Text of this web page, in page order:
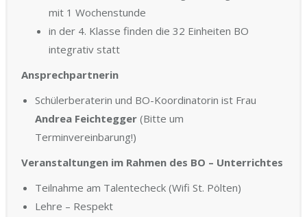
mit 1 Wochenstunde
in der 4. Klasse finden die 32 Einheiten BO
integrativ statt
Ansprechpartnerin
Schülerberaterin und BO-Koordinatorin ist Frau
Andrea Feichtegger (Bitte um
Terminvereinbarung!)
Veranstaltungen im Rahmen des BO – Unterrichtes
Teilnahme am Talentecheck (Wifi St. Pölten)
Lehre – Respekt